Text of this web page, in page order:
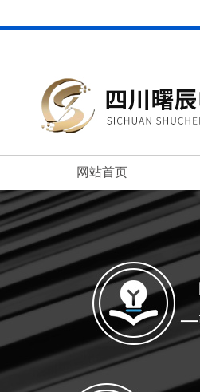
网站首页